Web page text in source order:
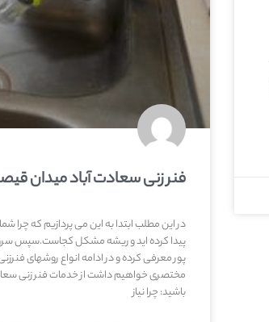
فنر زنی سعادت آباد میدان
در این مطلب ابتدا به این می پردازیم که چرا
پیدا کرده اید و ریشه مشکل کجاست.سپس
پور معرفی کرده و در ادامه انواع روشهای
مختصری خواهیم داشت از خدمات فنر زنی
باشید: چرا نیاز